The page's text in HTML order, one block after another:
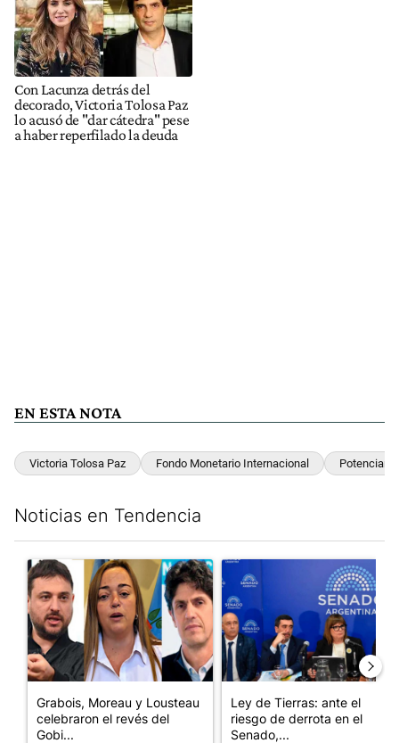
Con Lacunza detrás del
decorado, Victoria Tolosa Paz
lo acusó de "dar cátedra" pese
a haber reperfilado la deuda
EN ESTA NOTA
Victoria Tolosa Paz Fondo Monetario Internacional Potenciar
Noticias en Tendencia
Un artículo de tendencia con el título "Grabois, Moreau y
Grabois, Moreau y Lousteau
celebraron el revés del
Gobi...
Un artículo de tendencia con
Ley de Tierras: ante el
riesgo de derrota en el
Senado,...